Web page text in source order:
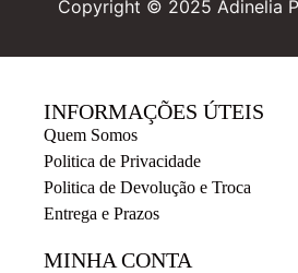
Copyright © 2025
INFORMAÇÕES ÚTEIS
Quem Somos
Politica de Privacidade
Politica de Devolução e Troca
Entrega e Prazos
MINHA CONTA